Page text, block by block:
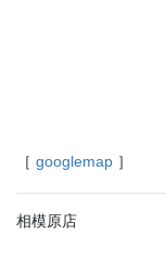
［ googlemap ］
相模原店